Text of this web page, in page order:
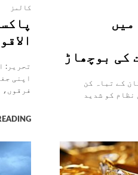
میں
کی بوچھاڑ
کے تباہ کن
نظام کو شدید
کالمز
اپنی
فرقوں،